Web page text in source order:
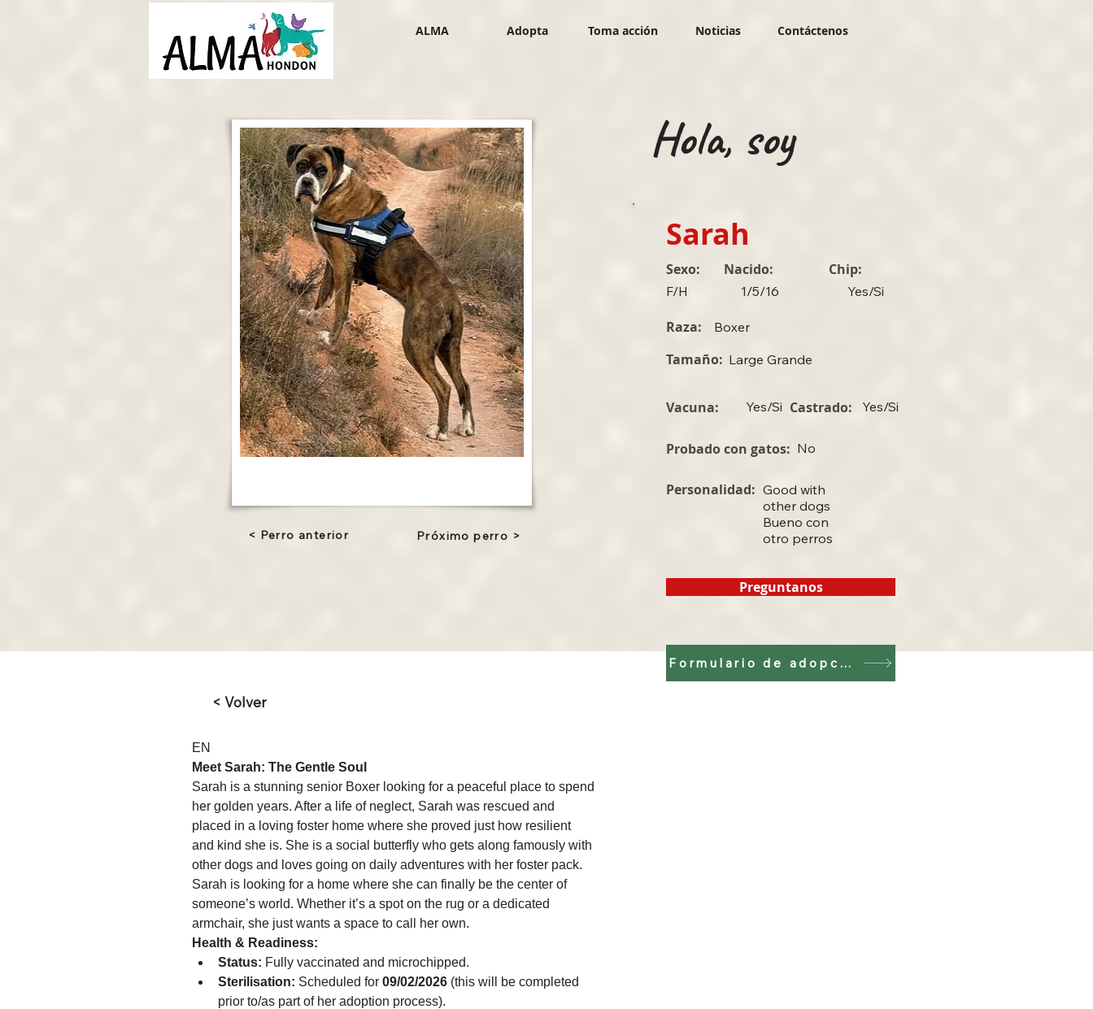
ALMA Adopta Toma acción Noticias Contáctenos
< Volver
EN
Meet Sarah: The Gentle Soul
Sarah is a stunning senior Boxer looking for a peaceful place to spend
her golden years. After a life of neglect, Sarah was rescued and
placed in a loving foster home where she proved just how resilient
and kind she is. She is a social butterfly who gets along famously with
other dogs and loves going on daily adventures with her foster pack.
Sarah is looking for a home where she can finally be the center of
someone’s world. Whether it’s a spot on the rug or a dedicated
armchair, she just wants a space to call her own.
Health & Readiness:
Status: Fully vaccinated and microchipped.
Sterilisation: Scheduled for 09/02/2026 (this will be completed
prior to/as part of her adoption process).
Sarah
Sexo: Nacido: Chip:
F/H 1/5/16 Yes/Si
Raza: Boxer
Tamaño: Large Grande
Vacuna: Yes/Si Castrado: Yes/Si
Probado con gatos: No
Personalidad: Good with
other dogs
Bueno con
otro perros
Preguntanos
Formulario de adopción
Hola, soy
< Perro anterior Próximo perro >